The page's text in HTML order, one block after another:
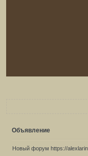
Объявление
Новый форум https://